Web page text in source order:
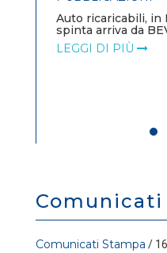
Modalità di
unitari variabili e
Comunicati
Comunicati Stampa /